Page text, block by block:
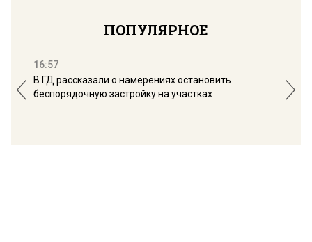
ПОПУЛЯРНОЕ
16:57
В ГД рассказали о намерениях остановить
беспорядочную застройку на участках